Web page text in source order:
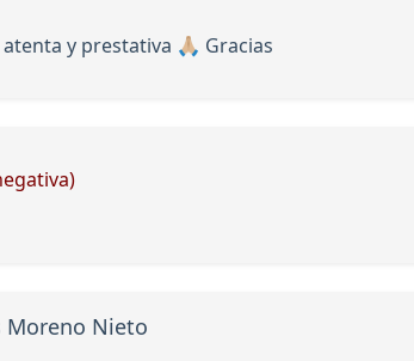
y prestativa 🙏🏼 Gracias
Moreno Nieto